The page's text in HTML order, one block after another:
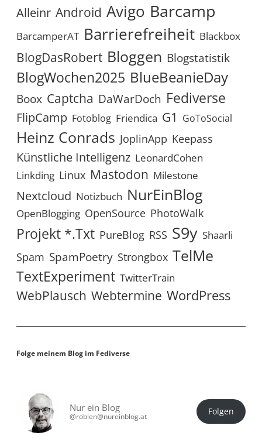
Alleinr Android Avigo Barcamp
BarcamperAT Barrierefreiheit Blackbox
BlogDasRobert Bloggen Blogstatistik
BlogWochen2025 BlueBeanieDay
Boox Captcha DaWarDoch Fediverse
FlipCamp Fotoblog Friendica G1 GoToSocial
Heinz Conrads JoplinApp Keepass
Künstliche Intelligenz LeonardCohen
Linkding Linux Mastodon Milestone
Nextcloud Notizbuch NurEinBlog
OpenBlogging OpenSource PhotoWalk
Projekt *.txt PureBlog RSS S9y Shaarli
Spam SpamPoetry Strongbox TelMe
TextExperiment TwitterTrain
WebPlausch Webtermine WordPress
Folge meinem Blog im Fediverse
Nur ein Blog
@roblen@nureinblog.at Folgen